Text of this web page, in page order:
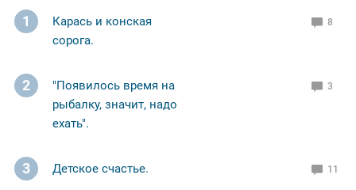
1
Карась и конская
сорога.
8
2
"Появилось время на
рыбалку, значит, надо
ехать".
3
3 Детское счастье. 11